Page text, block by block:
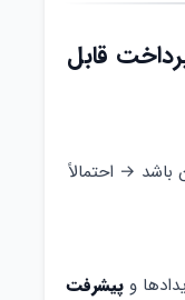
قابل
باشد → احتمالاً
و پیشرفت